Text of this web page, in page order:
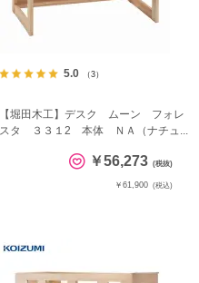
5.0 （3）
【堀田木工】デスク ムーン フォレ
スタ ３３１2 本体 ＮＡ（ナチュ...
￥56,273 (税抜)
￥61,900 (税込)